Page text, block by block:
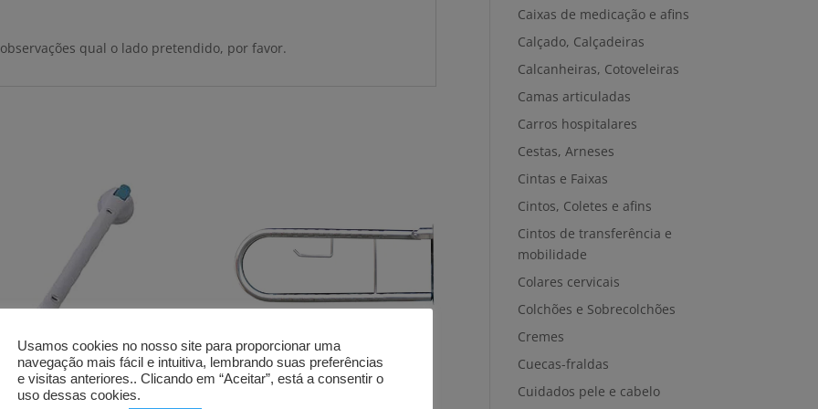
qual o lado pretendido, por favor.
Caixas de medicação e afins
Calçado, Calçadeiras
Calcanheiras, Cotoveleiras
Camas articuladas
Carros hospitalares
Cestas, Arneses
Cintas e Faixas
Cintos, Coletes e afins
Cintos de transferência e
mobilidade
Colares cervicais
Colchões e Sobrecolchões
Cremes
Cuecas-fraldas
Cuidados pele e cabelo
Usamos cookies no nosso site para proporcionar uma
navegação mais fácil e intuitiva, lembrando suas preferências
e visitas anteriores.. Clicando em “Aceitar”, está a consentir o
uso dessas cookies.